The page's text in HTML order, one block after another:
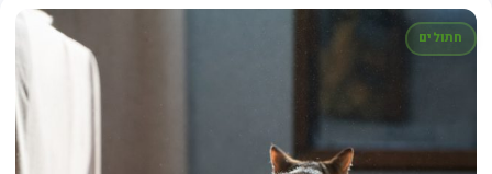
חתולים